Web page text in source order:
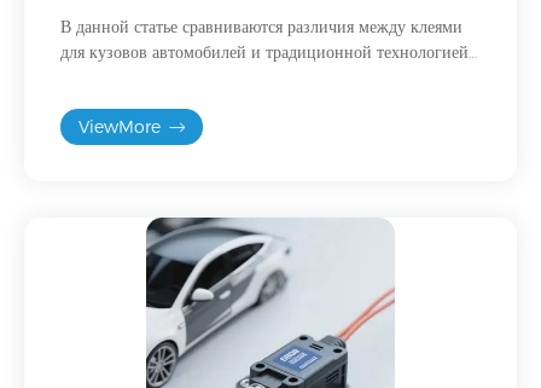
В данной статье сравниваются различия между клеями
для кузовов автомобилей и традиционной технологией
ViewMore